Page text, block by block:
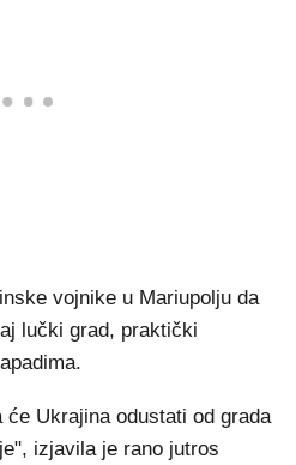
vojnike u Mariupolju da
lučki grad, praktički
će Ukrajina odustati od grada
izjavila je rano jutros